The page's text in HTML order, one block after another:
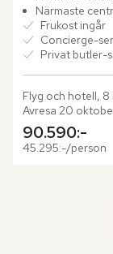
Närmaste
Frukost ingår
Concierge-
Privat butler-
Flyg och hotell,
Avresa 20
90.590:-
45.295:-/person